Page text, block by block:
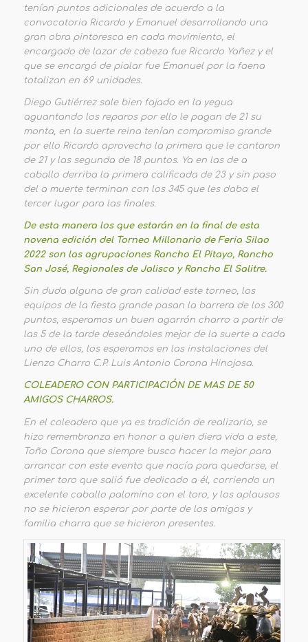
tenían puntos adicionales de acuerdo a la
convocatoria Ricardo y Emanuel desarrollando una
gran obra pintoresca en cada movimiento, el
encargado de lazar de cabeza fue Ricardo Yañez y el
que se encargó de pialar fue Emanuel por la faena
totalizan en 69 unidades.
Diego Gutiérrez sale bien fajado en la yegua
aguantando los reparos por ello le pagan de 21 su
monta, en la suerte reina tenían compromiso grande
por ello Ricardo aprovecho la primera que le cantaron
de 21 y las segunda de 18 puntos. Ya en las de a
caballo derriba la primera calificada de 23 y sin paso
del a muerte terminan con los 345 que les daba el
tercer lugar para las finales.
De esta manera los que estarán en la final de esta
novena edición del Torneo Millonario de Feria Silao
2022 son las agrupaciones Rancho El Pitayo, Rancho
San José, Regionales de Jalisco y Rancho El Salitre.
Sin duda alguna de gran calidad este torneo, los
equipos de la fiesta grande pasan la barrera de los 300
puntos, esperamos un buen agarrón charro a partir de
las 5 de la tarde deseándoles mejor de la suerte a cada
uno de ellos, los esperamos en las instalaciones del
Lienzo Charro C.P. Luis Antonio Corona Hinojosa.
COLEADERO CON PARTICIPACIÓN DE MAS DE 50
AMIGOS CHARROS.
En el coleadero que ya es tradición de realizarlo, se
hizo remembranza en honor a quien diera vida a este,
Toño Corona que siempre busco hacer lo mejor para
arrancar con este evento que nacía para quedarse, el
primer toro que salió fue dedicado a él, corriendo un
excelente caballo palomino con el toro, y los aplausos
no se hicieron esperar por parte de los amigos y
familia charra que se hicieron presentes.